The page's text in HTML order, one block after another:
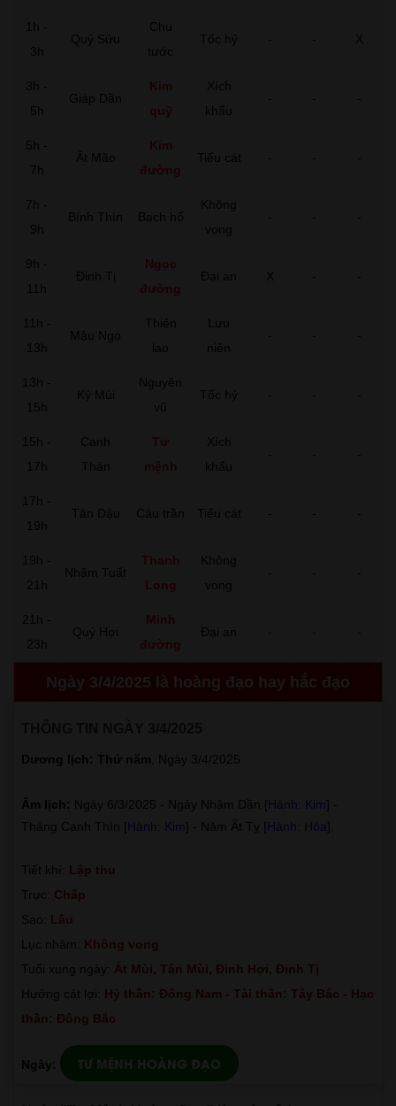
1h -
3h
Quý Sửu
Chu
tước
Tốc hỷ - - X
3h -
5h
Giáp Dần
Kim
quỹ
Xích
khẩu
- - -
5h -
7h
Ất Mão
Kim
đường
Tiểu cát - - -
7h -
9h
Bính Thìn Bạch hổ
Không
vong
- - -
9h -
11h
Đinh Tị
Ngọc
đường
Đại an X - -
11h -
13h
Mậu Ngọ
Thiên
lao
Lưu
niên
- - -
13h -
15h
Kỷ Mùi
Nguyên
vũ
Tốc hỷ - - -
15h -
17h
Canh
Thân
Tư
mệnh
Xích
khẩu
- - -
17h -
19h
Tân Dậu Câu trần Tiểu cát - - -
19h -
21h
Nhâm Tuất
Thanh
Long
Không
vong
- - -
21h -
23h
Quý Hợi
Minh
đường
Đại an - - -
Ngày 3/4/2025 là hoàng đạo hay hắc đạo
Dương lịch: Thứ năm , Ngày 3/4/2025
Âm lịch: Ngày 6/3/2025 - Ngày Nhâm Dần [ Hành: Kim
] -
Tháng Canh Thìn [ Hành: Kim ] - Năm Ất Tỵ [ Hành: Hỏa
Tiết khí: Lập thu
Trực: Chấp
Sao: Lâu
Lục nhâm: Không vong
Tuổi xung ngày: Ất Mùi, Tân Mùi, Đinh Hợi, Đinh Tị
Hướng cát lợi: Hỷ thần: Đông Nam - Tài thần: Tây Bắc - Hạc
thần: Đông Bắc
Ngày: TƯ MỆNH HOÀNG ĐẠO